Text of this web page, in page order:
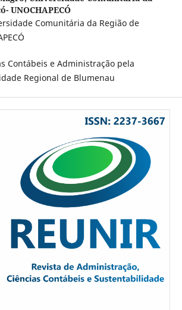
UNOCHAPECÓ
Comunitária da Região de
Contábeis e Administração pela
Regional de Blumenau